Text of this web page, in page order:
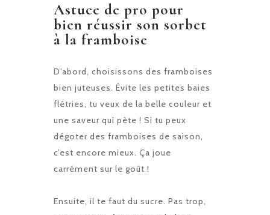
Astuce de pro pour
bien réussir son sorbet
à la framboise
D’abord, choisissons des framboises
bien juteuses. Évite les petites baies
flétries, tu veux de la belle couleur et
une saveur qui pète ! Si tu peux
dégoter des framboises de saison,
c’est encore mieux. Ça joue
carrément sur le goût !
Ensuite, il te faut du sucre. Pas trop,